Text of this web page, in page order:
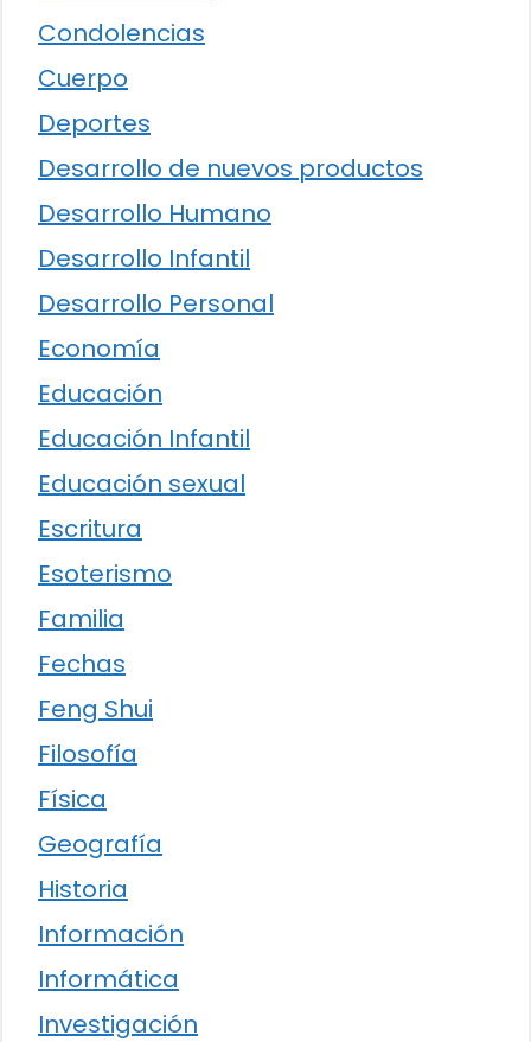
Condolencias
Cuerpo
Deportes
Desarrollo de nuevos productos
Desarrollo Humano
Desarrollo Infantil
Desarrollo Personal
Economía
Educación
Educación Infantil
Educación sexual
Escritura
Esoterismo
Familia
Fechas
Feng Shui
Filosofía
Física
Geografía
Historia
Información
Informática
Investigación